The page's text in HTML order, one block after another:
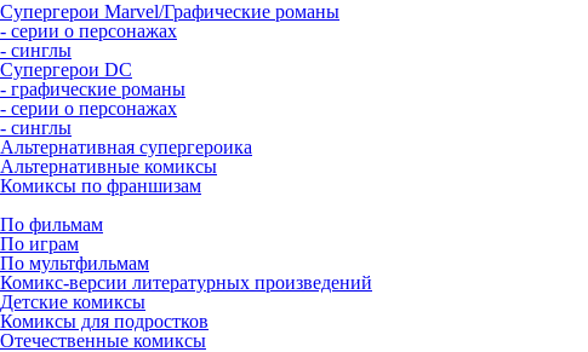
Супергерои Marvel/Графические романы
- серии о персонажах
- синглы
Супергерои DC
- графические романы
- серии о персонажах
- синглы
Альтернативная супергероика
Альтернативные комиксы
Комиксы по франшизам
По фильмам
По играм
По мультфильмам
Комикс-версии литературных произведений
Детские комиксы
Комиксы для подростков
Отечественные комиксы